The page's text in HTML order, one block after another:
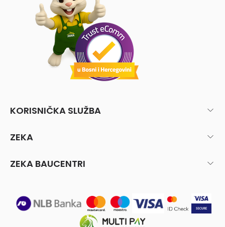
KORISNIČKA SLUŽBA
ZEKA
ZEKA BAUCENTRI